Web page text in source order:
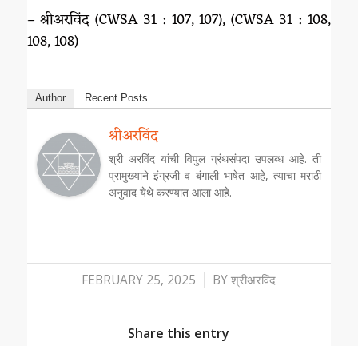
– श्रीअरविंद (CWSA 31 : 107, 107), (CWSA 31 : 108,
108, 108)
Author Recent Posts
श्रीअरविंद
श्री अरविंद यांची विपुल ग्रंथसंपदा उपलब्ध आहे. ती
प्रामुख्याने इंग्रजी व बंगाली भाषेत आहे, त्याचा मराठी
अनुवाद येथे करण्यात आला आहे.
FEBRUARY 25, 2025
/ BYश्रीअरविंद
Share this entry